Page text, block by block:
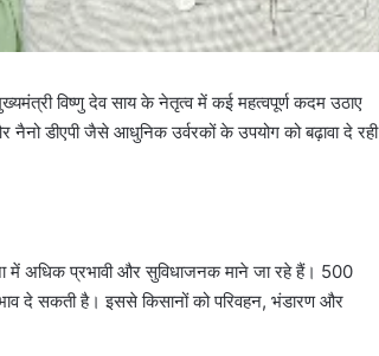
विष्णु देव साय के नेतृत्व में कई महत्वपूर्ण कदम उठाए
डीएपी जैसे आधुनिक उर्वरकों के उपयोग को बढ़ावा दे रही
में अधिक प्रभावी और सुविधाजनक माने जा रहे हैं। 500
दे सकती है। इससे किसानों को परिवहन, भंडारण और